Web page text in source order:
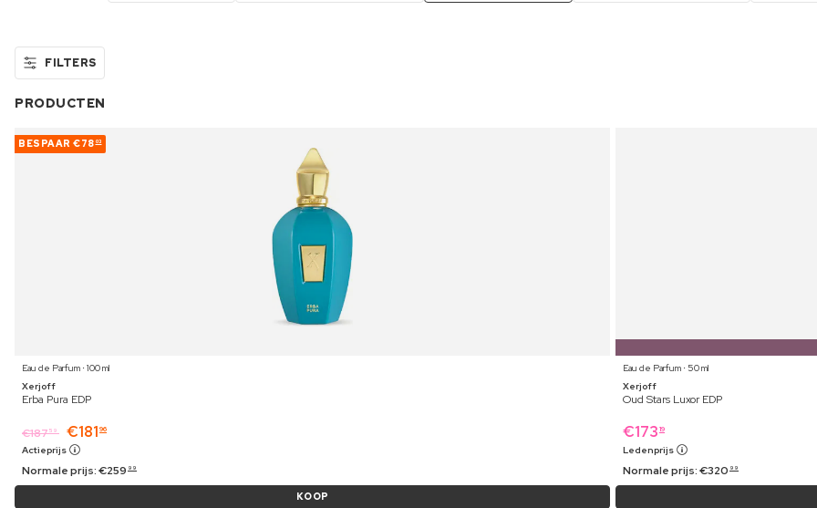
FILTERS
PRODUCTEN
BESPAAR €78 03
Eau de Parfum ⋅ 100 ml
Xerjoff
Erba Pura EDP
€18759 €181 96
Actieprijs
Normale prijs:€259 99
KOOP
Eau de Parfum ⋅ 50 ml
Xerjoff
Oud Stars Luxor EDP
€173 19
Ledenprijs
Normale prijs:€320 99